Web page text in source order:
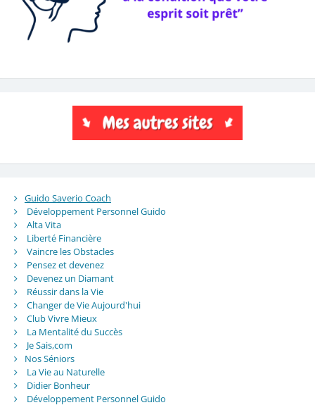
Guido Saverio Coach
Développement Personnel Guido
Alta Vita
Liberté Financière
Vaincre les Obstacles
Pensez et devenez
Devenez un Diamant
Réussir dans la Vie
Changer de Vie Aujourd'hui
Club Vivre Mieux
La Mentalité du Succès
Je Sais,com
Nos Séniors
La Vie au Naturelle
Didier Bonheur
Développement Personnel Guido